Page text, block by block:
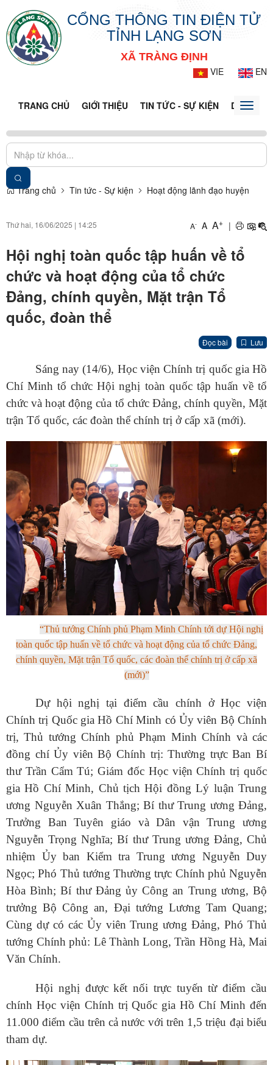
CỔNG THÔNG TIN ĐIỆN TỬ
TỈNH LẠNG SƠN
XÃ TRÀNG ĐỊNH
VIE
EN
TRANG CHỦ GIỚI THIỆU TIN TỨC - SỰ KIỆN DỊCH VỤ
Toggle
Trang chủ Tin tức - Sự kiện Hoạt động lãnh đạo huyện
Thứ hai, 16/06/2025 | 14:25 A- A A+ |
Hội nghị toàn quốc tập huấn về tổ
chức và hoạt động của tổ chức
Đảng, chính quyền, Mặt trận Tổ
quốc, đoàn thể
Đọc bài Lưu
Sáng nay (14/6), Học viện Chính trị quốc gia Hồ
Chí Minh tổ chức Hội nghị toàn quốc tập huấn về tổ
chức và hoạt động của tổ chức Đảng, chính quyền, Mặt
trận Tổ quốc, các đoàn thể chính trị ở cấp xã (mới).
“Thủ tướng Chính phủ Phạm Minh Chính tới dự Hội nghị
toàn quốc tập huấn về tổ chức và hoạt động của tổ chức Đảng,
chính quyền, Mặt trận Tổ quốc, các đoàn thể chính trị ở cấp xã
(mới)”
Dự hội nghị tại điểm cầu chính ở Học viện
Chính trị Quốc gia Hồ Chí Minh có Ủy viên Bộ Chính
trị, Thủ tướng Chính phủ Phạm Minh Chính và các
đồng chí Ủy viên Bộ Chính trị: Thường trực Ban Bí
thư Trần Cẩm Tú; Giám đốc Học viện Chính trị quốc
gia Hồ Chí Minh, Chủ tịch Hội đồng Lý luận Trung
ương Nguyễn Xuân Thắng; Bí thư Trung ương Đảng,
Trưởng Ban Tuyên giáo và Dân vận Trung ương
Nguyễn Trọng Nghĩa; Bí thư Trung ương Đảng, Chủ
nhiệm Ủy ban Kiểm tra Trung ương Nguyễn Duy
Ngọc; Phó Thủ tướng Thường trực Chính phủ Nguyễn
Hòa Bình; Bí thư Đảng ủy Công an Trung ương, Bộ
trưởng Bộ Công an, Đại tướng Lương Tam Quang;
Cùng dự có các Ủy viên Trung ương Đảng, Phó Thủ
tướng Chính phủ: Lê Thành Long, Trần Hồng Hà, Mai
Văn Chính.
Hội nghị được kết nối trực tuyến từ điểm cầu
chính Học viện Chính trị Quốc gia Hồ Chí Minh đến
11.000 điểm cầu trên cả nước với trên 1,5 triệu đại biểu
tham dự.